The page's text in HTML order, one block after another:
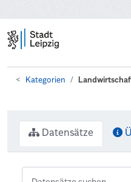
Kategorien
Datensätze